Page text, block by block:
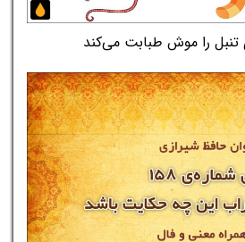
تنبل را موش طبابت می‌کند